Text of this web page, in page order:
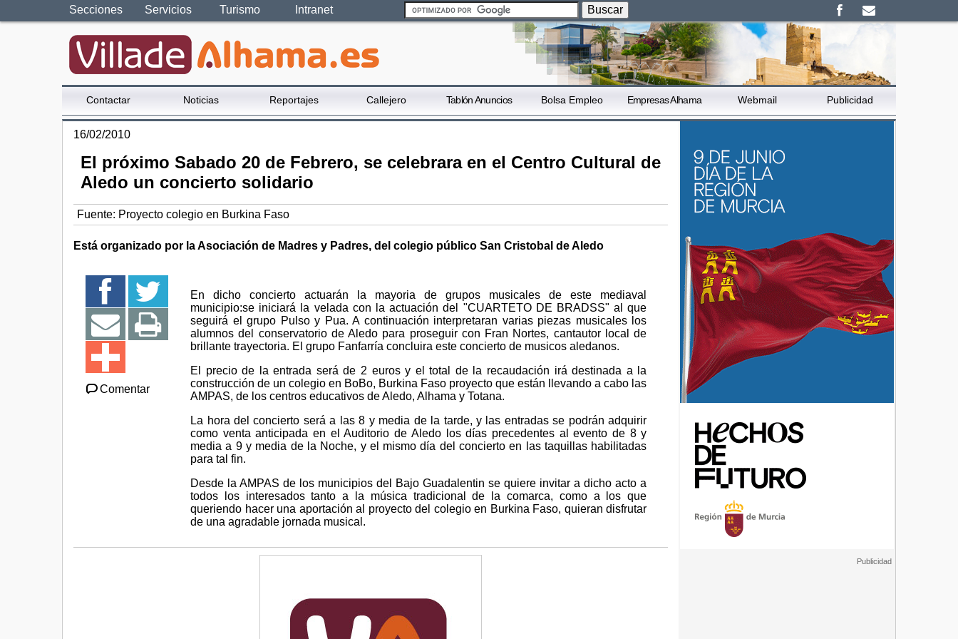
Secciones Servicios Turismo Intranet
Contactar Noticias Reportajes Callejero Tablón Anuncios Bolsa Empleo Empresas Alhama Webmail Publicidad
16/02/2010
El próximo Sabado 20 de Febrero, se celebrara en el Centro Cultural de
Aledo un concierto solidario
Fuente: Proyecto colegio en Burkina Faso
Está organizado por la Asociación de Madres y Padres, del colegio público San Cristobal de Aledo
Comentar
En dicho concierto actuarán la mayoria de grupos musicales de este mediaval
municipio:se iniciará la velada con la actuación del "CUARTETO DE BRADSS" al que
seguirá el grupo Pulso y Pua. A continuación interpretaran varias piezas musicales los
alumnos del conservatorio de Aledo para proseguir con Fran Nortes, cantautor local de
brillante trayectoria. El grupo Fanfarría concluira este concierto de musicos aledanos.
El precio de la entrada será de 2 euros y el total de la recaudación irá destinada a la
construcción de un colegio en BoBo, Burkina Faso proyecto que están llevando a cabo las
AMPAS, de los centros educativos de Aledo, Alhama y Totana.
La hora del concierto será a las 8 y media de la tarde, y las entradas se podrán adquirir
como venta anticipada en el Auditorio de Aledo los días precedentes al evento de 8 y
media a 9 y media de la Noche, y el mismo día del concierto en las taquillas habilitadas
para tal fin.
Desde la AMPAS de los municipios del Bajo Guadalentin se quiere invitar a dicho acto a
todos los interesados tanto a la música tradicional de la comarca, como a los que
queriendo hacer una aportación al proyecto del colegio en Burkina Faso, quieran disfrutar
de una agradable jornada musical.